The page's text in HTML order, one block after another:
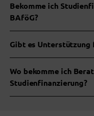
Bekomme ich
BAföG?
Gibt es
Wo bekomme ich
Studienfinanzierung?